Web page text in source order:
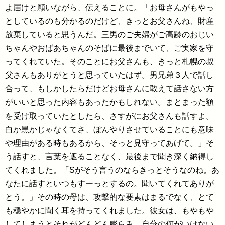
よ届けと願いながら、伝えることに。「お母さんがもやっ
としているのも分かるのだけど、きっとお父さんね、財産
放棄していると思うんだ。三男のご夫婦がご高齢のおじい
ちゃんやおばあちゃんのそばに最後までいて、ご実家を守
ってくれていた。そのことにお父さんも、きっと札幌の叔
父さんもありがとうと思っていたはず。男兄弟３人で話し
合って、もしかしたらだけどお母さんに敢えて話さない方
がいいと思った内容もあったかもしれない。まとまった額
を受け取っていたとしたら、さすがにお父さんも話すよ。
白か黒かじゃなくてさ、ぼんやりさせていることにも意味
や理由がある時もあるから、そっと見守ってあげて。」そ
う話すと、言葉を遮ることなく、最後まで聞き深く納得し
てくれました。「Sがそう言うのならきっとそうなのね。あ
なたに話すといつもすーっとするの。聞いてくれてありが
とう。」その時の母は、攻撃的な要素はまるでなく、とて
も穏やかに聞く耳を持ってくれました。彼女は、もやもや